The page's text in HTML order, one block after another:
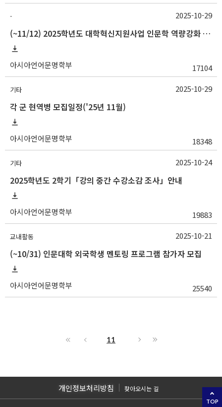
-
(~11/12) 2025학년도 대학혁신지원사업 인문학 역량강화 동계 석·박사 단기해외 현지조사 지원 안내
아시아언어문명학부 17104
2025-10-29
기타
각 군 현역병 모집일정('25년 11월)
아시아언어문명학부 18348
2025-10-29
기타
2025학년도 2학기「강의 중간 수강소감 조사」안내
아시아언어문명학부 19883
2025-10-24
교내활동
(~10/31) 인문대학 외국학생 멘토링 프로그램 참가자 모집
아시아언어문명학부 25540
2025-10-21
11
TOP
개인정보처리방침 찾아오시는 길